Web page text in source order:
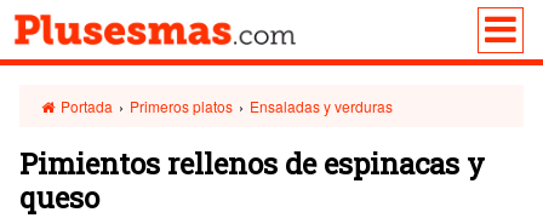
Portada › Primeros platos › Ensaladas y verduras
Pimientos rellenos de espinacas y
queso